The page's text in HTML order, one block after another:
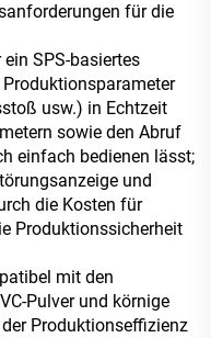
für die
SPS-basiertes
usw.) in Echtzeit
sowie den Abruf
einfach bedienen lässt;
und
die Kosten für
Produktionssicherheit
mit den
Pulver und körnige
Produktionseffizienz